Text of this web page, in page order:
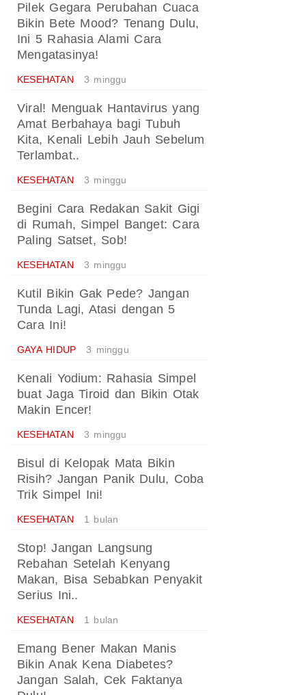
Pilek Gegara Perubahan Cuaca
Bikin Bete Mood? Tenang Dulu,
Ini 5 Rahasia Alami Cara
Mengatasinya!
KESEHATAN 3 minggu
Viral! Menguak Hantavirus yang
Amat Berbahaya bagi Tubuh
Kita, Kenali Lebih Jauh Sebelum
Terlambat..
KESEHATAN 3 minggu
Begini Cara Redakan Sakit Gigi
di Rumah, Simpel Banget: Cara
Paling Satset, Sob!
KESEHATAN 3 minggu
Kutil Bikin Gak Pede? Jangan
Tunda Lagi, Atasi dengan 5
Cara Ini!
GAYA HIDUP 3 minggu
Kenali Yodium: Rahasia Simpel
buat Jaga Tiroid dan Bikin Otak
Makin Encer!
KESEHATAN 3 minggu
Bisul di Kelopak Mata Bikin
Risih? Jangan Panik Dulu, Coba
Trik Simpel Ini!
KESEHATAN 1 bulan
Stop! Jangan Langsung
Rebahan Setelah Kenyang
Makan, Bisa Sebabkan Penyakit
Serius Ini..
KESEHATAN 1 bulan
Emang Bener Makan Manis
Bikin Anak Kena Diabetes?
Jangan Salah, Cek Faktanya